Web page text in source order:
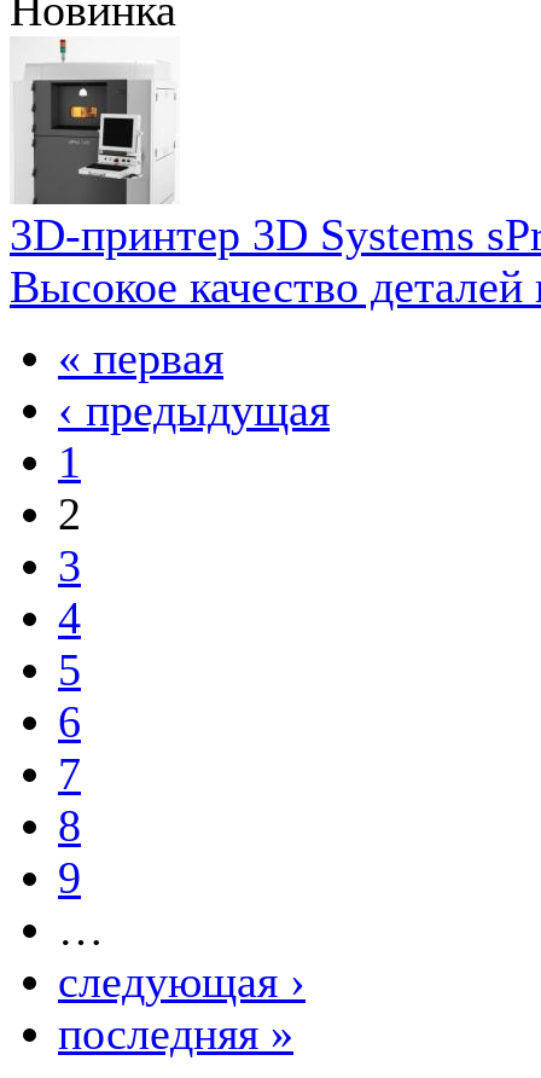
Новинка
3D-принтер 3D Systems
Высокое качество
« первая
‹ предыдущая
1
2
3
4
5
6
7
8
9
…
следующая ›
последняя »